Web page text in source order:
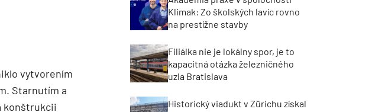
vytvorením
Starnutím a
konštrukcii
Klimak: Zo školských lavíc rovno
na prestížne stavby
Filiálka nie je lokálny spor, je to
kapacitná otázka železničného
uzla Bratislava
Historický viadukt v Zürichu získal